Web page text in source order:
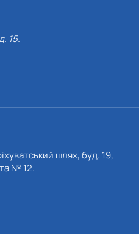
15.
шлях, буд. 19,
№ 12.